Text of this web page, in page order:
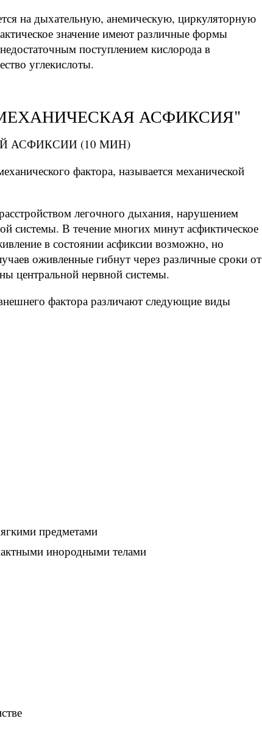
на дыхательную, анемическую, циркуляторную
значение имеют различные формы
поступлением кислорода в
углекислоты.
АСФИКСИЯ"
АСФИКСИИ (10 МИН)
фактора, называется механической
легочного дыхания, нарушением
системы. В течение многих минут асфиктическое
в состоянии асфиксии возможно, но
оживленные гибнут через различные сроки от
центральной нервной системы.
фактора различают следующие виды
предметами
инородными телами